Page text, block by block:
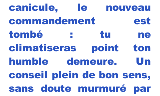
canicule, le nouveau
commandement est
tombé : tu ne
climatiseras point ton
humble demeure. Un
conseil plein de bon sens,
sans doute murmuré par